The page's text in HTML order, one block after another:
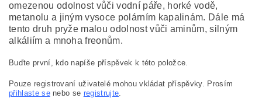
omezenou odolnost vůči vodní páře, horké vodě,
metanolu a jiným vysoce polárním kapalinám. Dále má
tento druh pryže malou odolnost vůči aminům, silným
alkáliím a mnoha freonům.
Buďte první, kdo napíše příspěvek k této položce.
Pouze registrovaní uživatelé mohou vkládat příspěvky. Prosím
přihlaste senebo se registrujte.